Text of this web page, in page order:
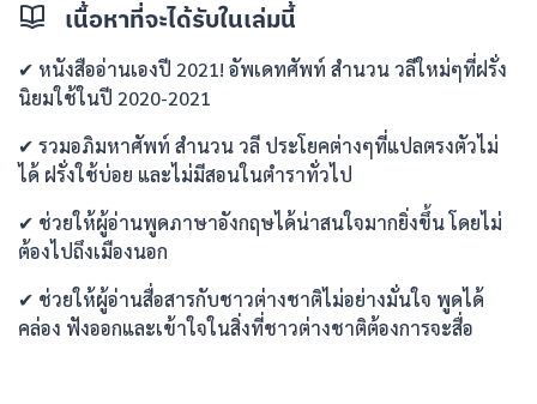
เนื้อหาที่จะได้รับในเล่มนี้
✔ หนังสืออ่านเองปี 2021! อัพเดทศัพท์ สำนวน วลีใหม่ๆที่ฝรั่ง
นิยมใช้ในปี 2020-2021
✔ รวมอภิมหาศัพท์ สำนวน วลี ประโยคต่างๆที่แปลตรงตัวไม่
ได้ ฝรั่งใช้บ่อย และไม่มีสอนในตำราทั่วไป
✔ ช่วยให้ผู้อ่านพูดภาษาอังกฤษได้น่าสนใจมากยิ่งขึ้น โดยไม่
ต้องไปถึงเมืองนอก
✔ ช่วยให้ผู้อ่านสื่อสารกับชาวต่างชาติไม่อย่างมั่นใจ พูดได้
คล่อง ฟังออกและเข้าใจในสิ่งที่ชาวต่างชาติต้องการจะสื่อ